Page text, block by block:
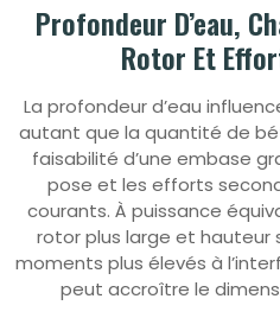
Profondeur D’eau,
Rotor Et
La profondeur d’eau
autant que la quantité de
faisabilité d’une embase
pose et les efforts
courants. À puissance
rotor plus large et hauteur
moments plus élevés à
peut accroître le